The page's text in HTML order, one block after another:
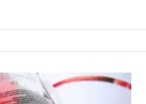
حملة
تبرع